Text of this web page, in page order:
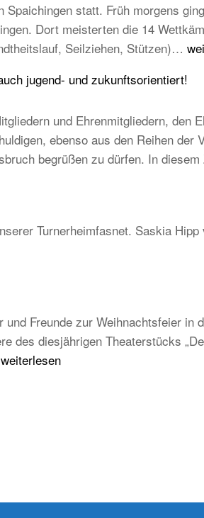
statt. Früh morgens
Dort meisterten die 14
Seilziehen, Stützen)… 14
jugend- und zukunftsorientiert!
und Ehrenmitgliedern, den
ebenso aus den Reihen
begrüßen zu dürfen. In
Turnerheimfasnet. Saskia
Freunde zur Weihnachtsfeier
des diesjährigen Theaterstücks
Weihnachtsfeier
weiterlesen